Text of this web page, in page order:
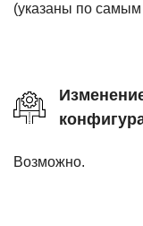
(указаны по
Возможно.